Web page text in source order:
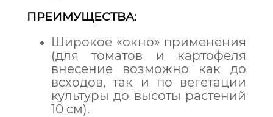
ПРЕИМУЩЕСТВА:
Широкое «окно» применения
(для томатов и картофеля
внесение возможно как до
всходов, так и по вегетации
культуры до высоты растений
10 см).